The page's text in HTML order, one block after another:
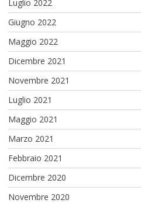
Luglio 2022
Giugno 2022
Maggio 2022
Dicembre 2021
Novembre 2021
Luglio 2021
Maggio 2021
Marzo 2021
Febbraio 2021
Dicembre 2020
Novembre 2020